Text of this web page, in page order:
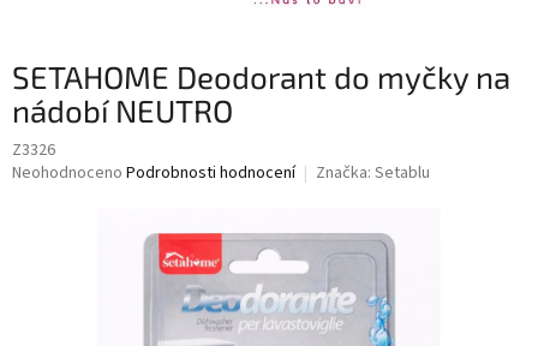
SETAHOME Deodorant do myčky na
nádobí NEUTRO
Z3326
Průměrné
Neohodnoceno Podrobnosti hodnocení Značka: Setablu